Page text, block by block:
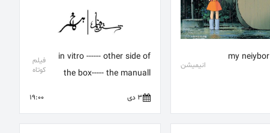
انیمیشن my neiybor
انیمیشن
in vitro ------ other side of
the box----- the manuall
فیلم
کوتاه
3 دی 19:00